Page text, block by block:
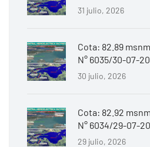
31 julio, 2026
Cota: 82.89
N° 6035/30-07-
30 julio, 2026
Cota: 82.92
N° 6034/29-07-
29 julio, 2026